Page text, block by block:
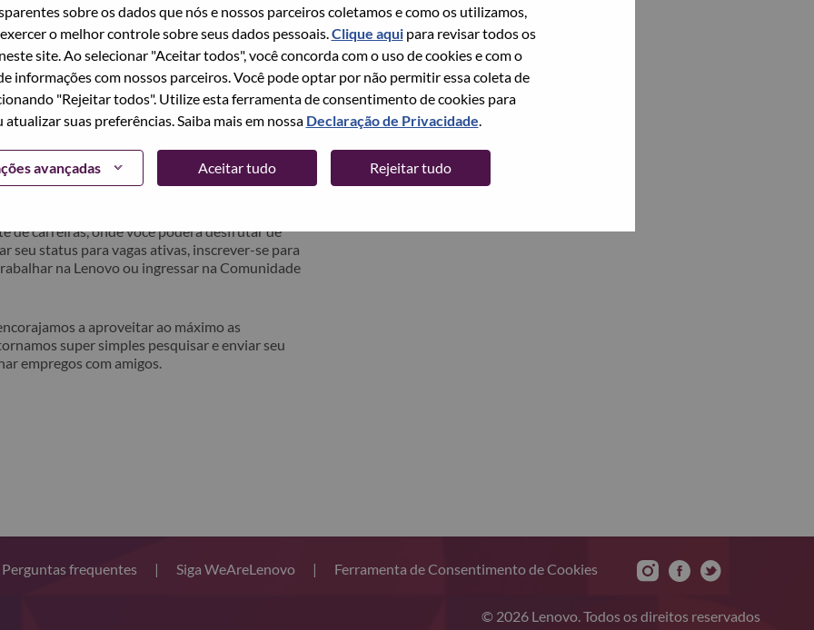
sobre os dados que nós e nossos parceiros coletamos e como os utilizamos,
o melhor controle sobre seus dados pessoais.Clique aquipara revisar todos os
site. Ao selecionar "Aceitar todos", você concorda com o uso de cookies e com o
informações com nossos parceiros. Você pode optar por não permitir essa coleta de
"Rejeitar todos". Utilize esta ferramenta de consentimento de cookies para
atualizar suas preferências. Saiba mais em nossa Declaração de Privacidade.
avançadas Aceitar tudo Rejeitar tudo
no momento, temos seu e-mail salvo em nosso
redefinir e fazer login.
e/ou registrar-se como um novo usuário,
hrsupport@lenovo.com
com os detalhes do seu
de login do candidato" no assunto do e-
contato com você para obter suporte após a
de carreiras, onde você poderá desfrutar de
seu status para vagas ativas, inscrever-se para
na Lenovo ou ingressar na Comunidade
a aproveitar ao máximo as
super simples pesquisar e enviar seu
empregos com amigos.
Perguntas frequentes | Siga WeAreLenovo | Ferramenta de Consentimento de Cookies
© 2026 Lenovo. Todos os direitos reservados